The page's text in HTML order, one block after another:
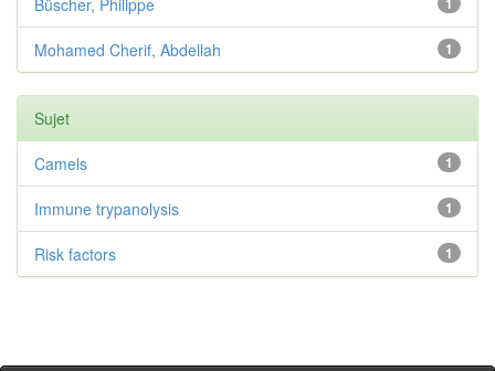
Büscher, Philippe
1
Mohamed Cherif, Abdellah
Sujet
1
Camels
1
Immune trypanolysis
1
Risk factors